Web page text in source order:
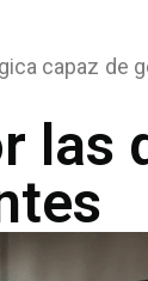
capaz de
las